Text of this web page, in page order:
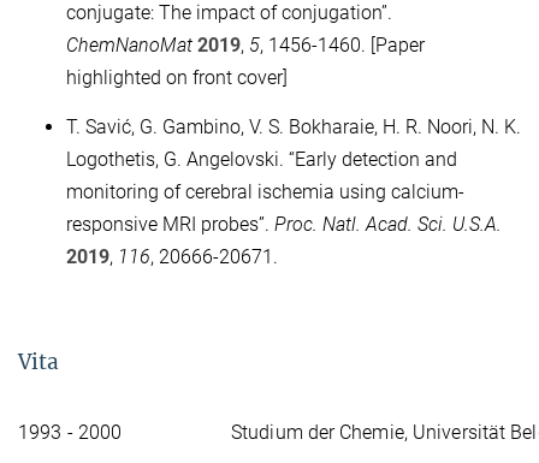
conjugate: The impact of conjugation”.
ChemNanoMat 2019, 5, 1456-1460. [Paper
highlighted on front cover]
T. Savić, G. Gambino, V. S. Bokharaie, H. R. Noori, N. K.
Logothetis, G. Angelovski. “Early detection and
monitoring of cerebral ischemia using calcium-
responsive MRI probes”. Proc. Natl. Acad. Sci. U.S.A.
2019, 116, 20666-20671.
Vita
1993 - 2000
Studium der Chemie, Universität